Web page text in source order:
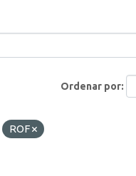
Ordenar por
ROF